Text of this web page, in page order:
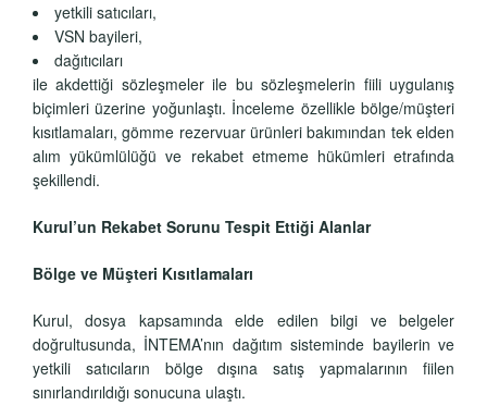
yetkili satıcıları,
VSN bayileri,
dağıtıcıları
ile akdettiği sözleşmeler ile bu sözleşmelerin fiili uygulanış
biçimleri üzerine yoğunlaştı. İnceleme özellikle bölge/müşteri
kısıtlamaları, gömme rezervuar ürünleri bakımından tek elden
alım yükümlülüğü ve rekabet etmeme hükümleri etrafında
şekillendi.
Kurul’un Rekabet Sorunu Tespit Ettiği Alanlar
Bölge ve Müşteri Kısıtlamaları
Kurul, dosya kapsamında elde edilen bilgi ve belgeler
doğrultusunda, İNTEMA’nın dağıtım sisteminde bayilerin ve
yetkili satıcıların bölge dışına satış yapmalarının fiilen
sınırlandırıldığı sonucuna ulaştı.